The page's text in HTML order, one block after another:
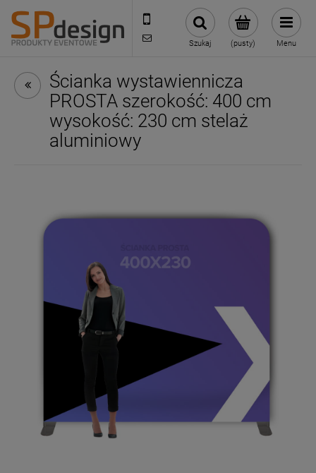
221002030
sklep@reklamydrukarnia.pl
(pusty)
Szukaj Menu
Ścianka wystawiennicza
PROSTA szerokość: 400 cm
wysokość: 230 cm stelaż
aluminiowy